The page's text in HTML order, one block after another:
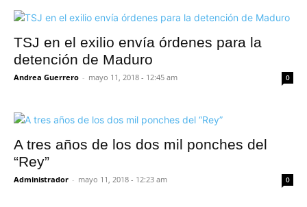
TSJ en el exilio envía órdenes para la
detención de Maduro
Andrea Guerrero - mayo 11, 2018 - 12:45 am 0
A tres años de los dos mil ponches del
“Rey”
Administrador - mayo 11, 2018 - 12:23 am 0